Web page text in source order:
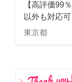
【高評価99
以外も対応可
東京都